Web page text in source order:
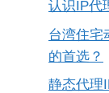
认识IP代
台湾住宅
的首选？
静态代理